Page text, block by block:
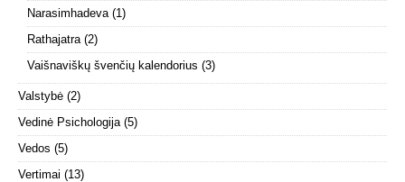
Narasimhadeva (1)
Rathajatra (2)
Vaišnaviškų švenčių kalendorius (3)
Valstybė (2)
Vedinė Psichologija (5)
Vedos (5)
Vertimai (13)